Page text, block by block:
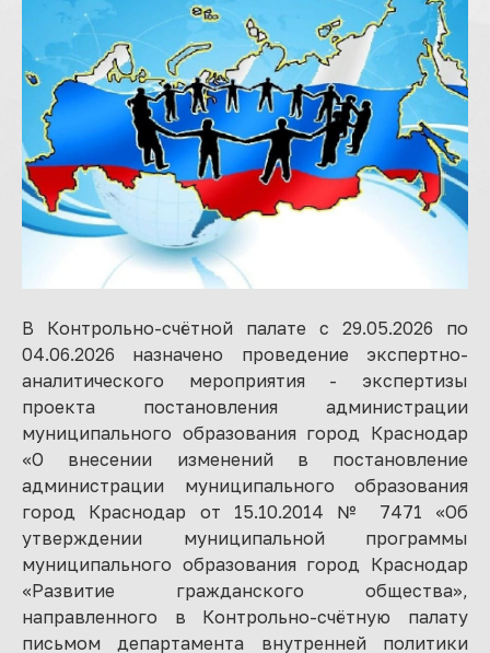
В Контрольно-счётной палате с 29.05.2026 по
04.06.2026 назначено проведение экспертно-
аналитического мероприятия - экспертизы
проекта постановления администрации
муниципального образования город Краснодар
«О внесении изменений в постановление
администрации муниципального образования
город Краснодар от 15.10.2014 № 7471 «Об
утверждении муниципальной программы
муниципального образования город Краснодар
«Развитие гражданского общества»,
направленного в Контрольно-счётную палату
письмом департамента внутренней политики